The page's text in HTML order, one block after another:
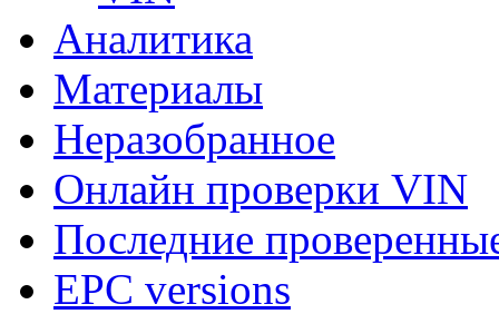
Аналитика
Материалы
Неразобранное
Онлайн проверки VIN
Последние
EPC versions